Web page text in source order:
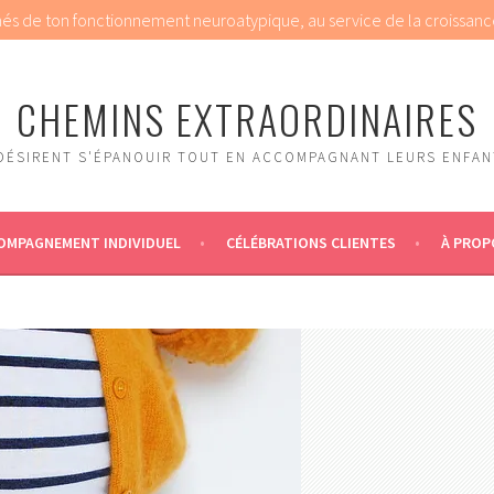
de ton fonctionnement neuroatypique, au service de la
CHEMINS EXTRAORDINAIRES
S'ÉPANOUIR TOUT EN ACCOMPAGNANT LEURS
INDIVIDUEL CÉLÉBRATIONS CLIENTES À